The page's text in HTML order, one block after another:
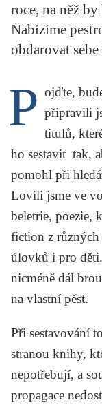
KATEGORIE
roce, na něž
Nabízíme
obdarovat
P ojďte,
připravili
titulů,
ho sestavit tak,
pomohl při
Lovili jsme ve
beletrie, poezie,
fiction z různých
úlovků i pro děti.
nicméně dál
na vlastní pěst.
Při sestavování
stranou knihy,
nepotřebují, a
propagace